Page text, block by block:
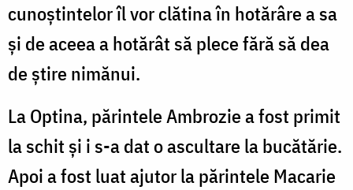
cunoștintelor îl vor clătina în hotărâre a sa
și de aceea a hotărât să plece fără să dea
de știre nimănui.
La Optina, părintele Ambrozie a fost primit
la schit și i s-a dat o ascultare la bucătărie.
Apoi a fost luat ajutor la părintele Macarie